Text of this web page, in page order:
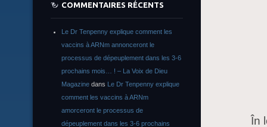
În
COMMENTAIRES RÉCENTS
Le Dr Tenpenny explique comment les
vaccins à ARNm annonceront le
processus de dépeuplement dans les 3-6
prochains mois… ! – La Voix de Dieu
Magazine dans Le Dr Tenpenny explique
comment les vaccins à ARNm
amorceront le processus de
dépeuplement dans les 3-6 prochains